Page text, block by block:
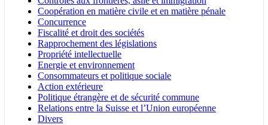
Coopération en matière civile et en matière pénale
Concurrence
Fiscalité et droit des sociétés
Rapprochement des législations
Propriété intellectuelle
Energie et environnement
Consommateurs et politique sociale
Action extérieure
Politique étrangère et de sécurité commune
Relations entre la Suisse et l’Union européenne
Divers